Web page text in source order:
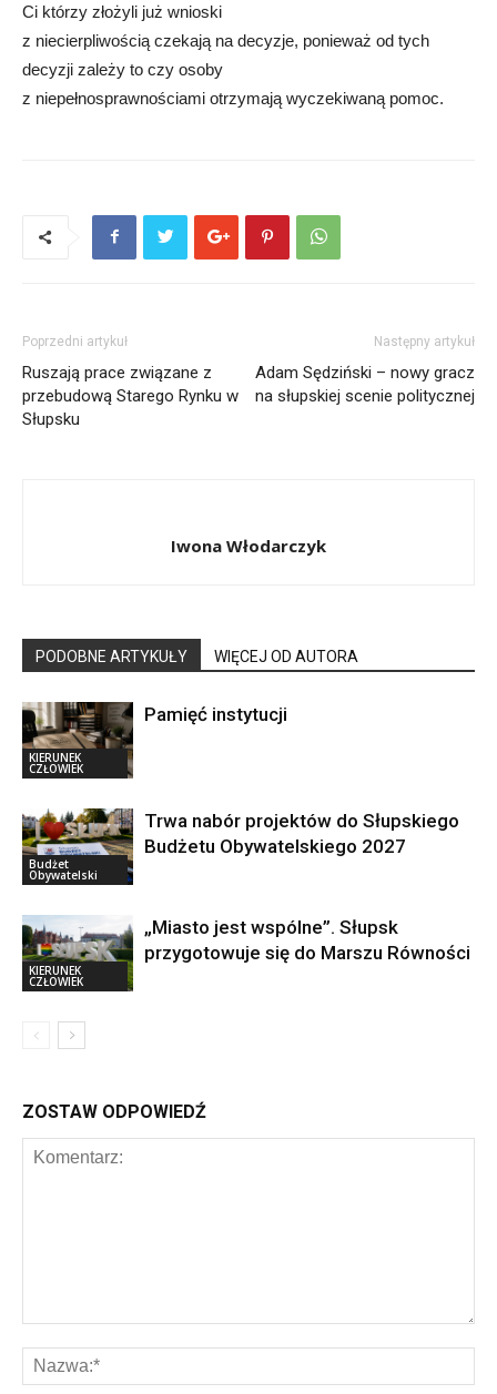
Ci którzy złożyli już wnioski
z niecierpliwością czekają na decyzje, ponieważ od tych
decyzji zależy to czy osoby
z niepełnosprawnościami otrzymają wyczekiwaną pomoc.
Poprzedni artykuł
Ruszają prace związane z
przebudową Starego Rynku w
Słupsku
Następny artykuł
Adam Sędziński – nowy gracz
na słupskiej scenie politycznej
Iwona Włodarczyk
PODOBNE ARTYKUŁY WIĘCEJ OD AUTORA
KIERUNEK
CZŁOWIEK
Pamięć instytucji
Budżet
Obywatelski
Trwa nabór projektów do Słupskiego
Budżetu Obywatelskiego 2027
KIERUNEK
CZŁOWIEK
„Miasto jest wspólne”. Słupsk
przygotowuje się do Marszu Równości
ZOSTAW ODPOWIEDŹ